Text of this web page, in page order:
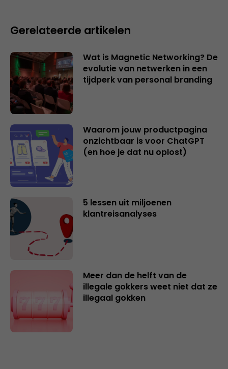
Gerelateerde artikelen
Wat is Magnetic Networking? De
evolutie van netwerken in een
tijdperk van personal branding
Waarom jouw productpagina
onzichtbaar is voor ChatGPT
(en hoe je dat nu oplost)
5 lessen uit miljoenen
klantreisanalyses
Meer dan de helft van de
illegale gokkers weet niet dat ze
illegaal gokken